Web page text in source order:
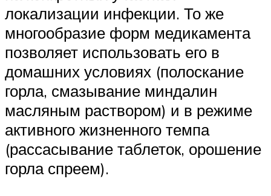
локализации инфекции. То же
многообразие форм медикамента
позволяет использовать его в
домашних условиях (полоскание
горла, смазывание миндалин
масляным раствором) и в режиме
активного жизненного темпа
(рассасывание таблеток, орошение
горла спреем).